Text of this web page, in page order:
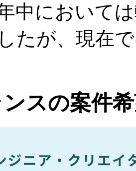
中において
たが、現在
スの案件